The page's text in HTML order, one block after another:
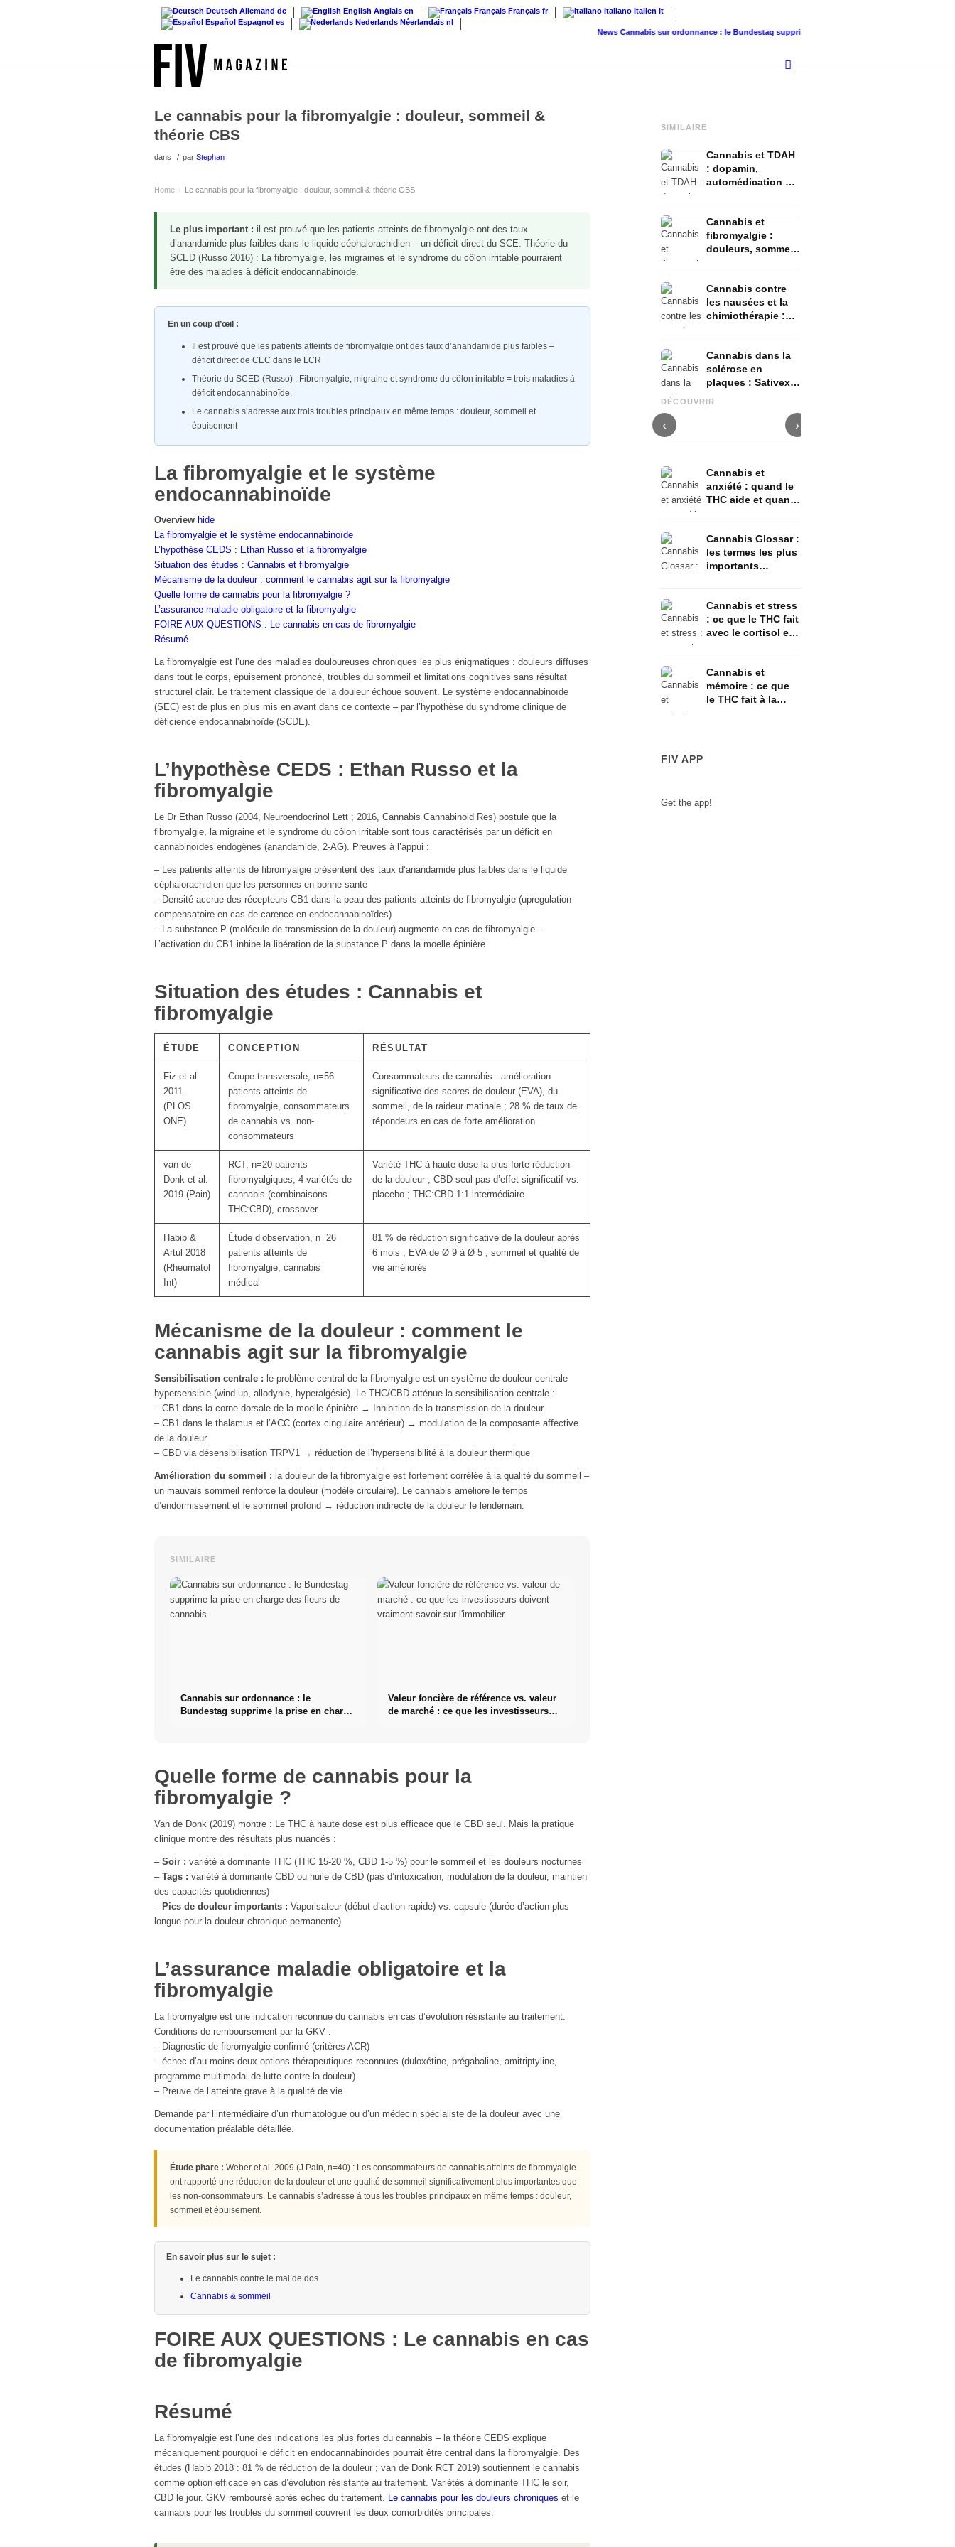
Deutsch Allemand de English Anglais en Français Français fr Italiano Italien it
Español Espagnol es Nederlands Néerlandais nl
Cannabis sur ordonnance : le Bundestag supprime...Valeur foncière de référence vs. valeur
Le cannabis pour la fibromyalgie : douleur, sommeil &
théorie CBS
dans / par Stephan
Home › Le cannabis pour la fibromyalgie : douleur, sommeil & théorie CBS
Le plus important : il est prouvé que les patients atteints de fibromyalgie ont des taux
d’anandamide plus faibles dans le liquide céphalorachidien – un déficit direct du SCE. Théorie du
SCED (Russo 2016) : La fibromyalgie, les migraines et le syndrome du côlon irritable pourraient
être des maladies à déficit endocannabinoïde.
En un coup d’œil :
Il est prouvé que les patients atteints de fibromyalgie ont des taux d’anandamide plus faibles –
déficit direct de CEC dans le LCR
Théorie du SCED (Russo) : Fibromyalgie, migraine et syndrome du côlon irritable = trois maladies à
déficit endocannabinoïde.
Le cannabis s’adresse aux trois troubles principaux en même temps : douleur, sommeil et
épuisement
La fibromyalgie et le système
endocannabinoïde
Overview hide
La fibromyalgie et le système endocannabinoïde
L’hypothèse CEDS : Ethan Russo et la fibromyalgie
Situation des études : Cannabis et fibromyalgie
Mécanisme de la douleur : comment le cannabis agit sur la fibromyalgie
Quelle forme de cannabis pour la fibromyalgie ?
L’assurance maladie obligatoire et la fibromyalgie
FOIRE AUX QUESTIONS : Le cannabis en cas de fibromyalgie
Résumé
La fibromyalgie est l’une des maladies douloureuses chroniques les plus énigmatiques : douleurs diffuses
dans tout le corps, épuisement prononcé, troubles du sommeil et limitations cognitives sans résultat
structurel clair. Le traitement classique de la douleur échoue souvent. Le système endocannabinoïde
(SEC) est de plus en plus mis en avant dans ce contexte – par l’hypothèse du syndrome clinique de
déficience endocannabinoïde (SCDE).
L’hypothèse CEDS : Ethan Russo et la
fibromyalgie
Le Dr Ethan Russo (2004, Neuroendocrinol Lett ; 2016, Cannabis Cannabinoid Res) postule que la
fibromyalgie, la migraine et le syndrome du côlon irritable sont tous caractérisés par un déficit en
cannabinoïdes endogènes (anandamide, 2-AG). Preuves à l’appui :
– Les patients atteints de fibromyalgie présentent des taux d’anandamide plus faibles dans le liquide
céphalorachidien que les personnes en bonne santé
– Densité accrue des récepteurs CB1 dans la peau des patients atteints de fibromyalgie (upregulation
compensatoire en cas de carence en endocannabinoïdes)
– La substance P (molécule de transmission de la douleur) augmente en cas de fibromyalgie –
L’activation du CB1 inhibe la libération de la substance P dans la moelle épinière
Situation des études : Cannabis et
fibromyalgie
ÉTUDE CONCEPTION RÉSULTAT
Fiz et al.
2011
(PLOS
ONE)
Coupe transversale, n=56
patients atteints de
fibromyalgie, consommateurs
de cannabis vs. non-
consommateurs
Consommateurs de cannabis : amélioration
significative des scores de douleur (EVA), du
sommeil, de la raideur matinale ; 28 % de taux de
répondeurs en cas de forte amélioration
van de
Donk et al.
2019 (Pain)
RCT, n=20 patients
fibromyalgiques, 4 variétés de
cannabis (combinaisons
THC:CBD), crossover
Variété THC à haute dose la plus forte réduction
de la douleur ; CBD seul pas d’effet significatif vs.
placebo ; THC:CBD 1:1 intermédiaire
Habib &
Artul 2018
(Rheumatol
Int)
Étude d’observation, n=26
patients atteints de
fibromyalgie, cannabis
médical
81 % de réduction significative de la douleur après
6 mois ; EVA de Ø 9 à Ø 5 ; sommeil et qualité de
vie améliorés
Mécanisme de la douleur : comment le
cannabis agit sur la fibromyalgie
Sensibilisation centrale : le problème central de la fibromyalgie est un système de douleur centrale
hypersensible (wind-up, allodynie, hyperalgésie). Le THC/CBD atténue la sensibilisation centrale :
– CB1 dans la corne dorsale de la moelle épinière → Inhibition de la transmission de la douleur
– CB1 dans le thalamus et l’ACC (cortex cingulaire antérieur) → modulation de la composante affective
de la douleur
– CBD via désensibilisation TRPV1 → réduction de l’hypersensibilité à la douleur thermique
Amélioration du sommeil : la douleur de la fibromyalgie est fortement corrélée à la qualité du sommeil –
un mauvais sommeil renforce la douleur (modèle circulaire). Le cannabis améliore le temps
d’endormissement et le sommeil profond → réduction indirecte de la douleur le lendemain.
SIMILAIRE
Cannabis sur ordonnance : le
Bundestag supprime la prise en charge
Valeur foncière de référence vs. valeur
de marché : ce que les investisseurs
Quelle forme de cannabis pour la
fibromyalgie ?
Van de Donk (2019) montre : Le THC à haute dose est plus efficace que le CBD seul. Mais la pratique
clinique montre des résultats plus nuancés :
– Soir : variété à dominante THC (THC 15-20 %, CBD 1-5 %) pour le sommeil et les douleurs nocturnes
– Tags : variété à dominante CBD ou huile de CBD (pas d’intoxication, modulation de la douleur, maintien
des capacités quotidiennes)
– Pics de douleur importants : Vaporisateur (début d’action rapide) vs. capsule (durée d’action plus
longue pour la douleur chronique permanente)
L’assurance maladie obligatoire et la
fibromyalgie
La fibromyalgie est une indication reconnue du cannabis en cas d’évolution résistante au traitement.
Conditions de remboursement par la GKV :
– Diagnostic de fibromyalgie confirmé (critères ACR)
– échec d’au moins deux options thérapeutiques reconnues (duloxétine, prégabaline, amitriptyline,
programme multimodal de lutte contre la douleur)
– Preuve de l’atteinte grave à la qualité de vie
Demande par l’intermédiaire d’un rhumatologue ou d’un médecin spécialiste de la douleur avec une
documentation préalable détaillée.
Étude phare : Weber et al. 2009 (J Pain, n=40) : Les consommateurs de cannabis atteints de fibromyalgie
ont rapporté une réduction de la douleur et une qualité de sommeil significativement plus importantes que
les non-consommateurs. Le cannabis s’adresse à tous les troubles principaux en même temps : douleur,
sommeil et épuisement.
En savoir plus sur le sujet :
Le cannabis contre le mal de dos
Cannabis & sommeil
FOIRE AUX QUESTIONS : Le cannabis en cas
de fibromyalgie
Résumé
La fibromyalgie est l’une des indications les plus fortes du cannabis – la théorie CEDS explique
mécaniquement pourquoi le déficit en endocannabinoïdes pourrait être central dans la fibromyalgie. Des
études (Habib 2018 : 81 % de réduction de la douleur ; van de Donk RCT 2019) soutiennent le cannabis
comme option efficace en cas d’évolution résistante au traitement. Variétés à dominante THC le soir,
CBD le jour. GKV remboursé après échec du traitement. Le cannabis pour les douleurs chroniques et le
cannabis pour les troubles du sommeil couvrent les deux comorbidités principales.
SIMILAIRE
Cannabis et TDAH
: dopamin,
automédication et
Cannabis et
fibromyalgie :
douleurs, sommeil
Cannabis contre
les nausées et la
chimiothérapie :
Cannabis dans la
sclérose en
plaques : Sativex,
DÉCOUVRIR
‹
Cannabis et épilepsie : le
CBD, Epidiolex et l'état actuel
›
Cannabis et
anxiété : quand le
THC aide et quand
Cannabis Glossar :
les termes les plus
importants
Cannabis et stress
: ce que le THC fait
avec le cortisol et
Cannabis et
mémoire : ce que
le THC fait à la
FIV APP
Get the app!